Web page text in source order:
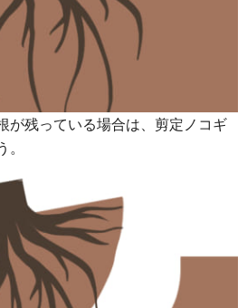
が残っている場合は、剪定ノコギ